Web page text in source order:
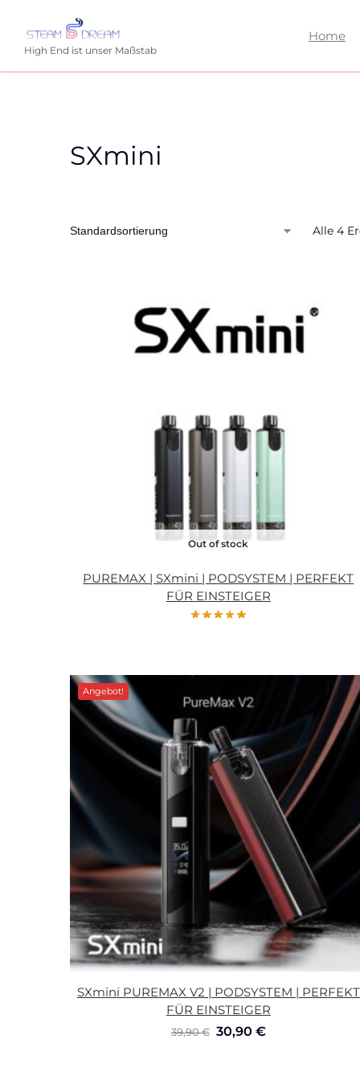
High End ist unser Maßstab
Home
SXmini
Alle 4
Out of stock
PUREMAX | SXmini | PODSYSTEM | PERFEKT
FÜR EINSTEIGER
Angebot!
SXmini PUREMAX V2 | PODSYSTEM | PERFEKT
FÜR EINSTEIGER
39,90€ 30,90€